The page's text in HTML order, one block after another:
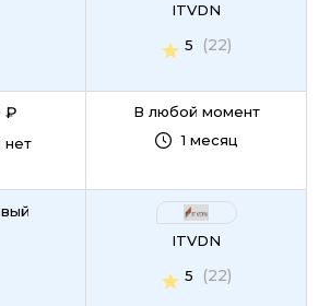
₽
нет
ITVDN
5
(22)
В любой момент
1 месяц
ITVDN
5
(22)